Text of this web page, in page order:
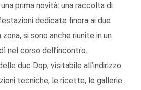
prima novità: una raccolta di
dedicate finora ai due
si sono anche riunite in un
nel corso dell’incontro.
due Dop, visitabile all’indirizzo
tecniche, le ricette, le gallerie